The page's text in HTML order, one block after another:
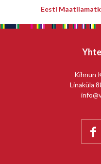
Eesti
Kihnun
Linaküla
